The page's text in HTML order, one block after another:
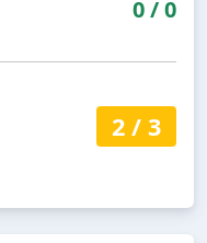
0/0
2/ 3